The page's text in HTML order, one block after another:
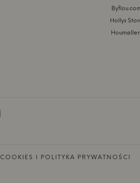
Hollys
COOKIES I POLITYKA PRYWATNOŚCI